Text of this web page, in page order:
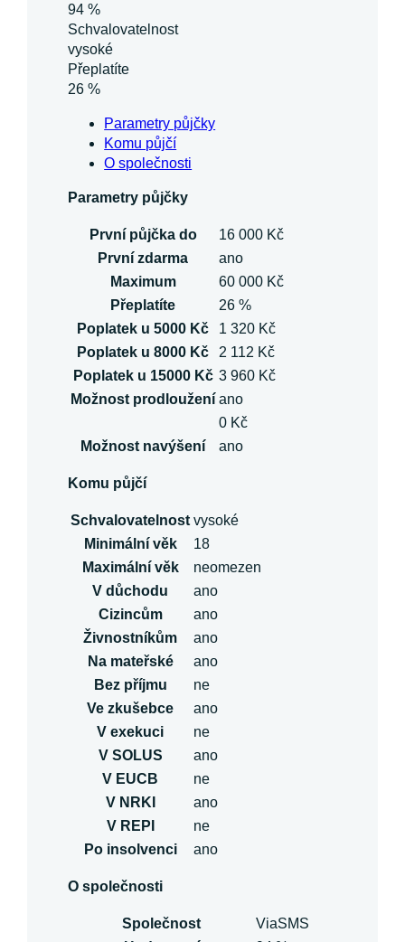
94 %
Schvalovatelnost
vysoké
Přeplatíte
26 %
Parametry půjčky
Komu půjčí
O společnosti
Parametry půjčky
První půjčka do
16 000 Kč
První zdarma
ano
Maximum
60 000 Kč
Přeplatíte
26 %
Poplatek u 5000 Kč
1 320 Kč
Poplatek u 8000 Kč
2 112 Kč
Poplatek u 15000 Kč 3 960 Kč
Možnost prodloužení ano
0 Kč
Možnost navýšení
ano
Komu půjčí
Schvalovatelnost vysoké
Minimální věk
18
Maximální věk
neomezen
V důchodu
ano
Cizincům
ano
Živnostníkům
ano
Na mateřské
ano
Bez příjmu
ne
Ve zkušebce
ano
V exekuci
ne
V SOLUS
ano
V EUCB
ne
V NRKI
ano
V REPI
ne
Po insolvenci
ano
O společnosti
Společnost
ViaSMS